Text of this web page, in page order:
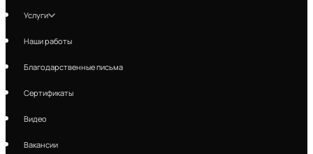
Услуги
Наши работы
Благодарственные письма
Сертификаты
Видео
Вакансии